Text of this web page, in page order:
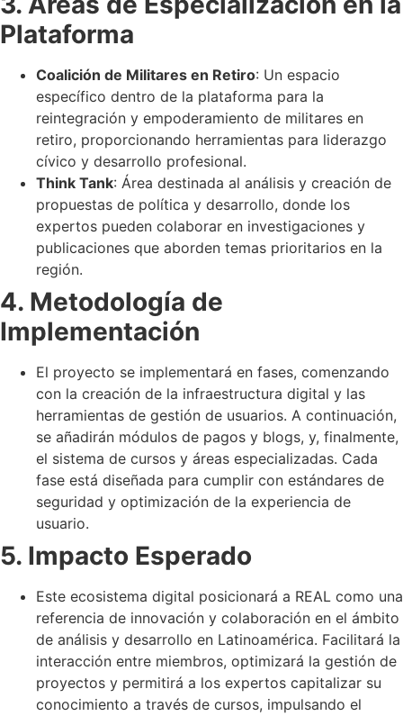
Plataforma
Coalición de Militares en Retiro: Un espacio
específico dentro de la plataforma para la
reintegración y empoderamiento de militares en
retiro, proporcionando herramientas para liderazgo
cívico y desarrollo profesional.
Think Tank: Área destinada al análisis y creación de
propuestas de política y desarrollo, donde los
expertos pueden colaborar en investigaciones y
publicaciones que aborden temas prioritarios en la
región.
4. Metodología de
Implementación
El proyecto se implementará en fases, comenzando
con la creación de la infraestructura digital y las
herramientas de gestión de usuarios. A continuación,
se añadirán módulos de pagos y blogs, y, finalmente,
el sistema de cursos y áreas especializadas. Cada
fase está diseñada para cumplir con estándares de
seguridad y optimización de la experiencia de
usuario.
5. Impacto Esperado
Este ecosistema digital posicionará a REAL como una
referencia de innovación y colaboración en el ámbito
de análisis y desarrollo en Latinoamérica. Facilitará la
interacción entre miembros, optimizará la gestión de
proyectos y permitirá a los expertos capitalizar su
conocimiento a través de cursos, impulsando el